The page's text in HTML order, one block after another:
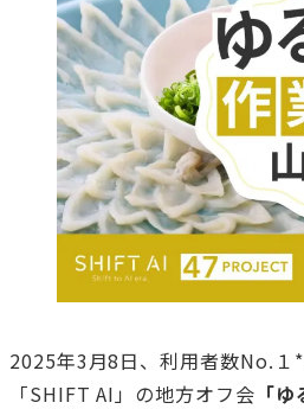
2025年3月8日、利用者数No.１
「SHIFT AI」の地方オフ会 「